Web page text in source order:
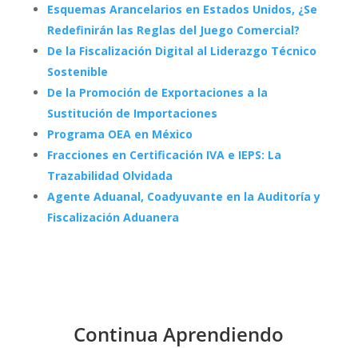
Esquemas Arancelarios en Estados Unidos, ¿Se
Redefinirán las Reglas del Juego Comercial?
De la Fiscalización Digital al Liderazgo Técnico
Sostenible
De la Promoción de Exportaciones a la
Sustitución de Importaciones
Programa OEA en México
Fracciones en Certificación IVA e IEPS: La
Trazabilidad Olvidada
Agente Aduanal, Coadyuvante en la Auditoría y
Fiscalización Aduanera
Continua Aprendiendo